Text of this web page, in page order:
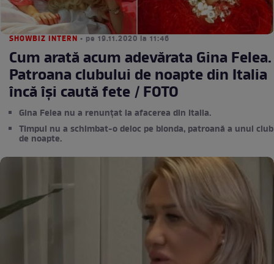
SHOWBIZ INTERN • pe 19.11.2020 la 11:46
Cum arată acum adevărata Gina Felea.
Patroana clubului de noapte din Italia
încă își caută fete / FOTO
Gina Felea nu a renunțat la afacerea din Italia.
Timpul nu a schimbat-o deloc pe blonda, patroană a unui club
de noapte.